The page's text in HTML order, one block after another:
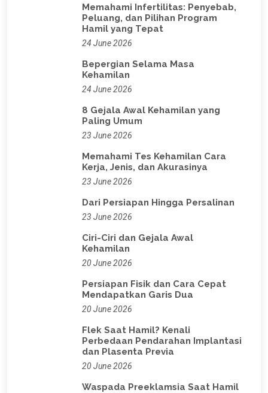
Memahami Infertilitas: Penyebab,
Peluang, dan Pilihan Program
Hamil yang Tepat
24 June 2026
Bepergian Selama Masa
Kehamilan
24 June 2026
8 Gejala Awal Kehamilan yang
Paling Umum
23 June 2026
Memahami Tes Kehamilan Cara
Kerja, Jenis, dan Akurasinya
23 June 2026
Dari Persiapan Hingga Persalinan
23 June 2026
Ciri-Ciri dan Gejala Awal
Kehamilan
20 June 2026
Persiapan Fisik dan Cara Cepat
Mendapatkan Garis Dua
20 June 2026
Flek Saat Hamil? Kenali
Perbedaan Pendarahan Implantasi
dan Plasenta Previa
20 June 2026
Waspada Preeklamsia Saat Hamil